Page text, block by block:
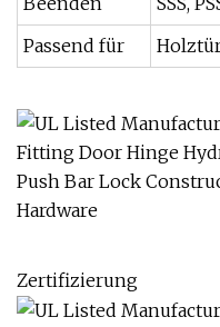
Passend für
Zertifizierung